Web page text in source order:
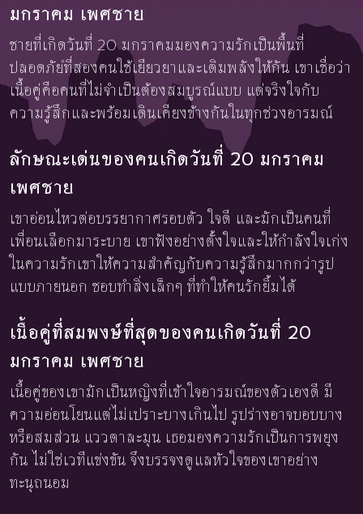
มกราคม เพศชาย
ชายที่เกิดวันที่ 20 มกราคมมองความรักเป็นพื้นที่
ปลอดภัยที่สองคนใช้เยียวยาและเติมพลังให้กัน เขาเชื่อว่า
เนื้อคู่คือคนที่ไม่จำเป็นต้องสมบูรณ์แบบ แต่จริงใจกับ
ความรู้สึกและพร้อมเดินเคียงข้างกันในทุกช่วงอารมณ์
ลักษณะเด่นของคนเกิดวันที่ 20 มกราคม
เพศชาย
เขาอ่อนไหวต่อบรรยากาศรอบตัว ใจดี และมักเป็นคนที่
เพื่อนเลือกมาระบาย เขาฟังอย่างตั้งใจและให้กำลังใจเก่ง
ในความรักเขาให้ความสำคัญกับความรู้สึกมากกว่ารูป
แบบภายนอก ชอบทำสิ่งเล็กๆ ที่ทำให้คนรักยิ้มได้
เนื้อคู่ที่สมพงษ์ที่สุดของคนเกิดวันที่ 20
มกราคม เพศชาย
เนื้อคู่ของเขามักเป็นหญิงที่เข้าใจอารมณ์ของตัวเองดี มี
ความอ่อนโยนแต่ไม่เปราะบางเกินไป รูปร่างอาจบอบบาง
หรือสมส่วน แววตาละมุน เธอมองความรักเป็นการพยุง
กัน ไม่ใช่เวทีแข่งขัน จึงบรรจงดูแลหัวใจของเขาอย่าง
ทะนุถนอม